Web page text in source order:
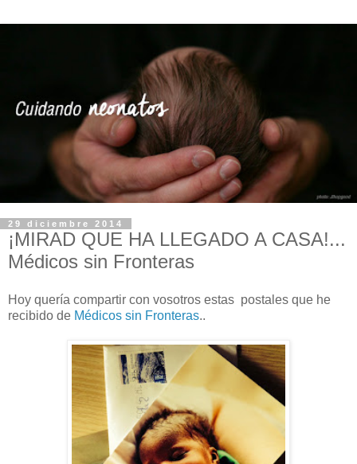
29 diciembre 2014
¡MIRAD QUE HA LLEGADO A CASA!...
Médicos sin Fronteras
Hoy quería compartir con vosotros estas postales que he
recibido de Médicos sin Fronteras..